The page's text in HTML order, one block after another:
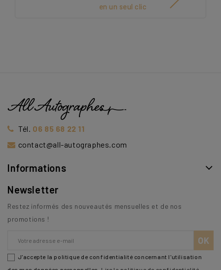
en un seul clic
Tél. 06 85 68 22 11
contact@all-autographes.com
Informations
Newsletter
Restez informés des nouveautés mensuelles et de nos
promotions !
J'accepte la politique de confidentialité concernant l'utilisation